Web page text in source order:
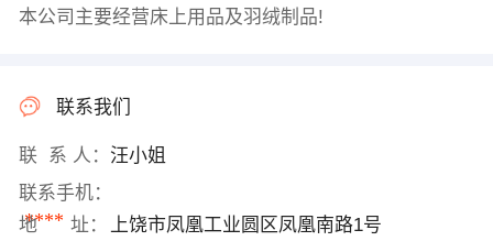
本公司主要经营床上用品及羽绒制品!
联系我们
联 系 人： 汪小姐
联系手机：
****
地 址： 上饶市凤凰工业圆区凤凰南路1号